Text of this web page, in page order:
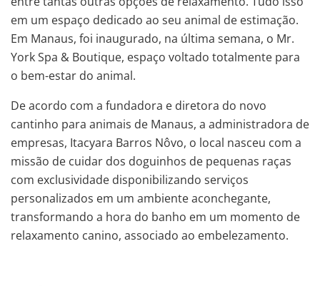
em um espaço dedicado ao seu animal de estimação.
Em Manaus, foi inaugurado, na última semana, o Mr.
York Spa & Boutique, espaço voltado totalmente para
o bem-estar do animal.
De acordo com a fundadora e diretora do novo
cantinho para animais de Manaus, a administradora de
empresas, Itacyara Barros Nôvo, o local nasceu com a
missão de cuidar dos doguinhos de pequenas raças
com exclusividade disponibilizando serviços
personalizados em um ambiente aconchegante,
transformando a hora do banho em um momento de
relaxamento canino, associado ao embelezamento.